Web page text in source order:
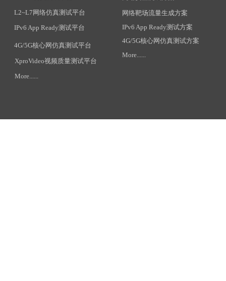
4G/5G核心网仿真测试方案
网络靶场流量生成方案
IPv6 App Ready测试方案
More......
4G/5G核心网仿真测试平台
L2~L7网络仿真测试平台
IPv6 App Ready测试平台
More......
XproVideo视频质量测试平台